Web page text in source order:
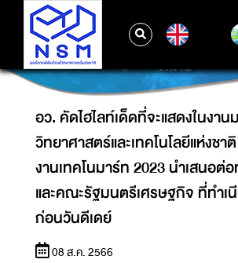
วิทยาศาสตร์และเทคโนโลยีแห่งชา
เทคโนมาร์ท 2023 นำเสนอต่อท่
คณะรัฐมนตรีเศรษฐกิจ ที่ทำเนีย
ดีเดย์
อว. คัดไฮไลท์เด็ดที่จะแสดงในงา
วิทยาศาสตร์และเทคโนโลยีแห่งชา
งานเทคโนมาร์ท 2023 นำเสนอต่
และคณะรัฐมนตรีเศรษฐกิจ ที่ทำเ
ก่อนวันดีเดย์
08 ส.ค. 2566